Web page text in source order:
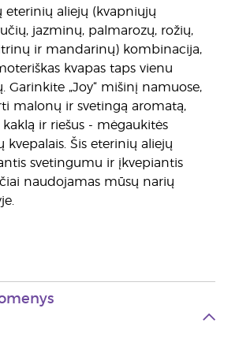
eterinių aliejų (kvapniųjų
jazminų, palmarozų, rožių,
ir mandarinų) kombinacija,
kvapas taps vienu
Garinkite „Joy“ mišinį namuose,
malonų ir svetingą aromatą,
ir riešus - mėgaukitės
kvepalais. Šis eterinių aliejų
svetingumu ir įkvepiantis
naudojamas mūsų narių